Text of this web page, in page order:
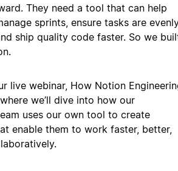
They need a tool that can help
sprints, ensure tasks are
ship quality code faster. So we
live webinar, How Notion
we’ll dive into how our
uses our own tool to create
enable them to work faster, better,